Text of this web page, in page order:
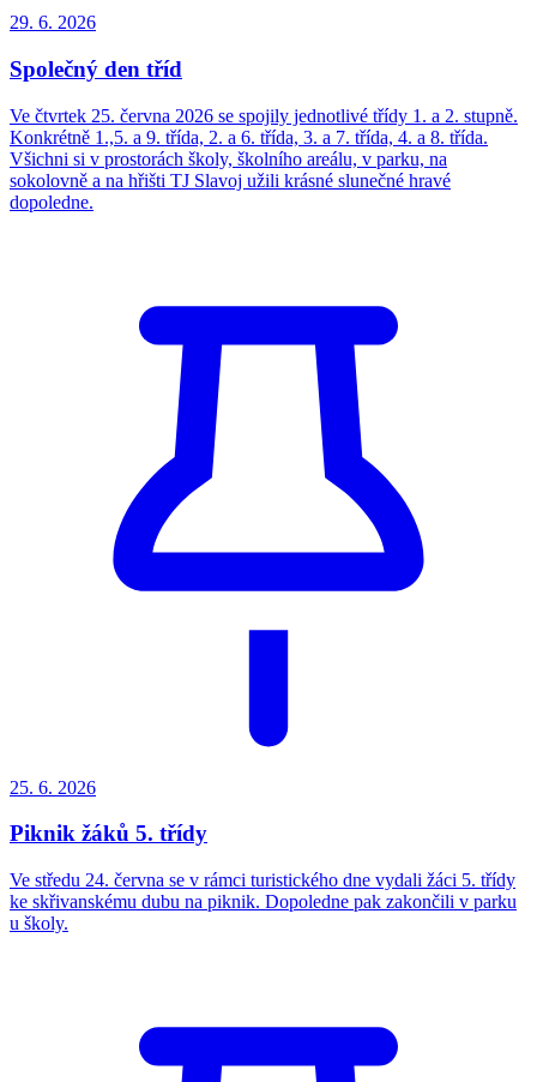
29. 6. 2026
Společný den tříd
Ve čtvrtek 25. června 2026 se spojily jednotlivé třídy 1. a 2. stupně.
Konkrétně 1.,5. a 9. třída, 2. a 6. třída, 3. a 7. třída, 4. a 8. třída.
Všichni si v prostorách školy, školního areálu, v parku, na
sokolovně a na hřišti TJ Slavoj užili krásné slunečné hravé
dopoledne.
25. 6. 2026
Piknik žáků 5. třídy
Ve středu 24. června se v rámci turistického dne vydali žáci 5. třídy
ke skřivanskému dubu na piknik. Dopoledne pak zakončili v parku
u školy.